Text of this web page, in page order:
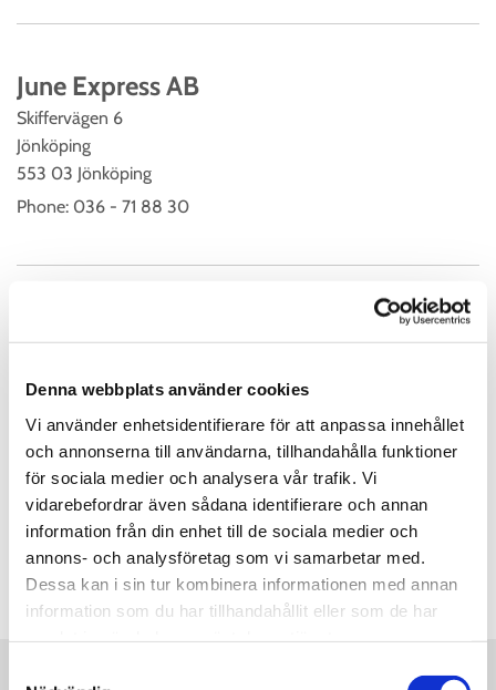
Denna webbplats använder cookies
Vi använder enhetsidentifierare för att anpassa innehållet
och annonserna till användarna, tillhandahålla funktioner
för sociala medier och analysera vår trafik. Vi
vidarebefordrar även sådana identifierare och annan
information från din enhet till de sociala medier och
annons- och analysföretag som vi samarbetar med.
Dessa kan i sin tur kombinera informationen med annan
information som du har tillhandahållit eller som de har
June Express AB
Skiffervägen 6
Jönköping
553 03 Jönköping
Phone: 036 - 71 88 30
Tisdag
Onsdag
07:00 - 17:00
Torsdag
07:00 - 17:00
Lördag
Söndag